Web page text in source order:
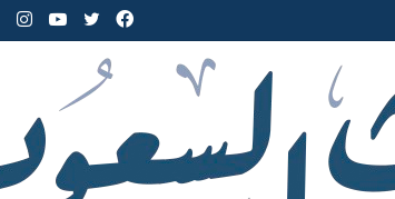
يوتيوبتويتر
فيسبوك